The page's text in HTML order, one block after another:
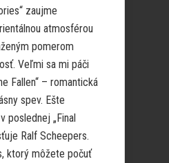
zaujme
atmosférou
pomerom
Veľmi sa mi páči
Fallen“ – romantická
spev. Ešte
poslednej „Final
Ralf Scheepers.
ktorý môžete počuť